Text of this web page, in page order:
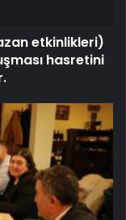
etkinlikleri)
hasretini